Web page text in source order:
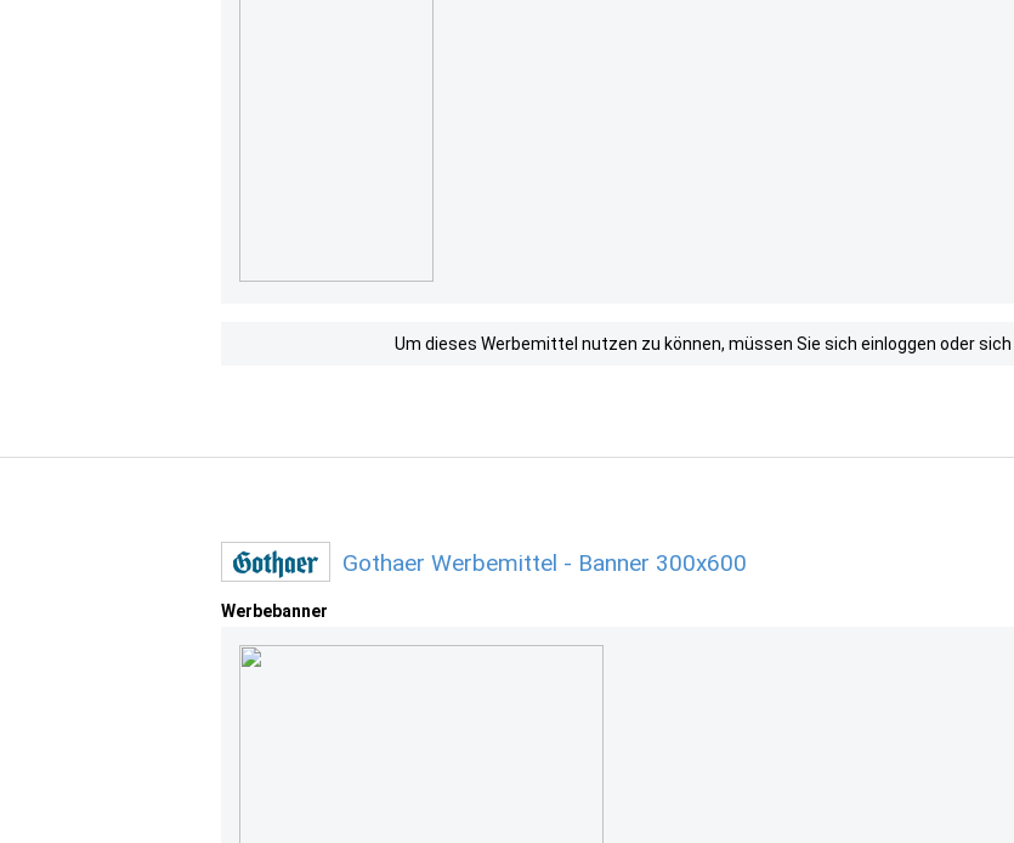
Um dieses Werbemittel nutzen zu können, müssen Sie sich einloggen oder sich
Gothaer Werbemittel - Banner 300x600
Werbebanner